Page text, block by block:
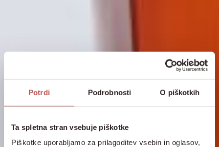
Potrdi Podrobnosti O piškotkih
Ta spletna stran vsebuje piškotke
Piškotke uporabljamo za prilagoditev vsebin in oglasov,